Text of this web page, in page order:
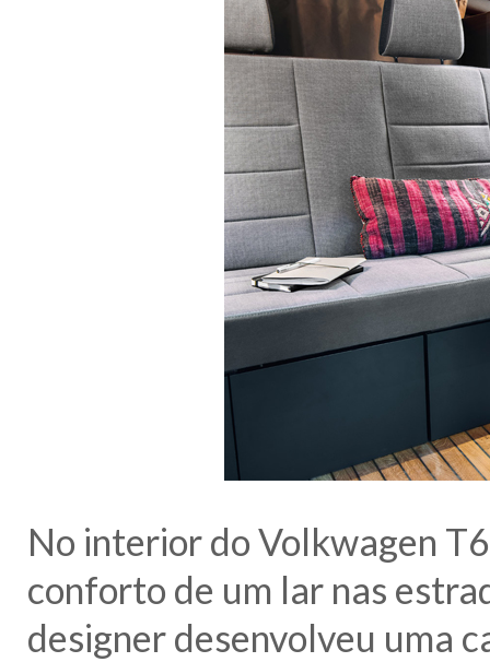
No interior do Volkwagen
conforto de um lar nas
designer desenvolveu uma